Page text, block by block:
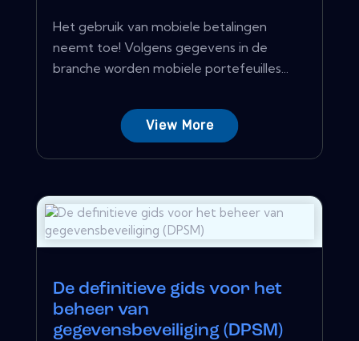
Het gebruik van mobiele betalingen
neemt toe! Volgens gegevens in de
branche worden mobiele portefeuilles...
View More
De definitieve gids voor het
beheer van
gegevensbeveiliging (DPSM)